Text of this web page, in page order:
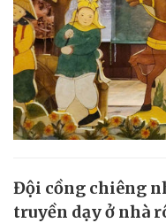
Đội cồng chiêng
truyền dạy ở nhà